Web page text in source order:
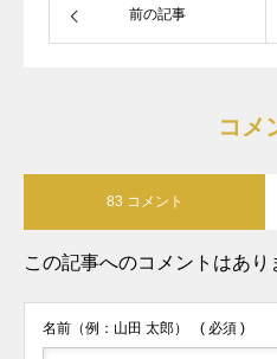
前の記事
コメ
83 コメント
この記事へのコメントはあり
名前（例：山田 太郎） ( 必須 )